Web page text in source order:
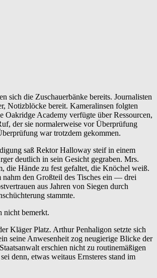
sich die Zuschauerbänke bereits. Journalisten
Notizblöcke bereit. Kameralinsen folgten
Oakridge Academy verfügte über Ressourcen,
der sie normalerweise vor Überprüfung
war trotzdem gekommen.
saß Rektor Halloway steif in einem
deutlich in sein Gesicht gegraben. Mrs.
die Hände zu fest gefaltet, die Knöchel weiß.
nahm den Großteil des Tisches ein — drei
aus Jahren von Siegen durch
stammte.
nicht bemerkt.
Kläger Platz. Arthur Penhaligon setzte sich
seine Anwesenheit zog neugierige Blicke der
erschien nicht zu routinemäßigen
denn, etwas weitaus Ernsteres stand im